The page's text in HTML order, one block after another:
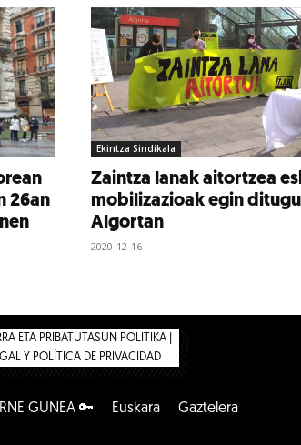
26an
Ekintza Sindikala
Zaintza lanak aitortzea
mobilizazioak egin
Algortan
2020-12-16
ETA PRIBATUTASUN POLITIKA |
Y POLÍTICA DE PRIVACIDAD
GUNEA 🔑 Euskara Gaztelera